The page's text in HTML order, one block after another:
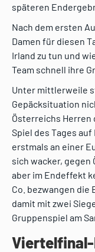
späteren
Nach dem ersten
Damen für diesen
Irland zu tun und
Team schnell ihre
Unter mittlerweile
Gepäcksituation
Österreichs Herren
Spiel des Tages
erstmals an einer
sich wacker,
aber im Endeffekt
Co. bezwangen die
damit mit zwei
Gruppenspiel am
Viertelfinal-